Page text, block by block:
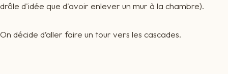
drôle d'idée que d'avoir enlever un mur à la chambre).
On décide d’aller faire un tour vers les cascades.